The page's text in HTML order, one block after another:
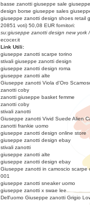
basse zanotti giuseppe sale
design borse giuseppe sales
giuseppe zanotti design shoes retail
20851 voti) 50,08 EUR fornitori:
su:giuseppe zanotti design new york
ecocer.it
Link Utili:
giuseppe zanotti scarpe torino
stivali giuseppe zanotti design
giuseppe zanotti design roma
giuseppe zanotti alte
Giuseppe zanotti Viola d'Oro
zanotti coby
zanotti giuseppe basket femme
zanotti coby
stivali zanotti
Giuseppe zanotti Vivid Suede Alien
zanotti frankie uomo
giuseppe zanotti design online store
giuseppe zanotti design ebay
stivali zanotti
giuseppe zanotti alte
giuseppe zanotti design ebay
Giuseppe zanotti in camoscio
001
giuseppe zanotti sneaker uomo
giuseppe zanotti x swae lee
Dell'uomo Giuseppe zanotti Grigio